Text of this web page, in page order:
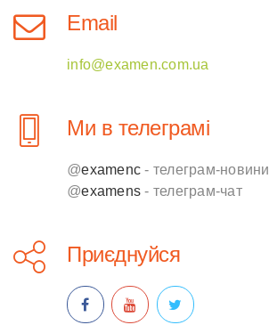
Email
info@examen.com.ua
Ми в телеграмі
@examenc - телеграм-новини
@examens - телеграм-чат
Приєднуйся